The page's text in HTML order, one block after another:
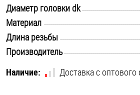
Шпильки
Шплинты
Штифты и пальцы
Диаметр головки dk
Материал
Длина резьбы
Производитель
Наличие:
Доставка с оптового